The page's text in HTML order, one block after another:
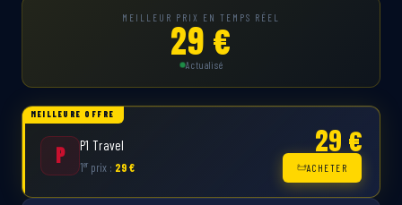
MEILLEUR PRIX EN TEMPS RÉEL
29 €
Actualisé
MEILLEURE OFFRE
P P1 Travel
1er prix : 29 €
29 €
ACHETER